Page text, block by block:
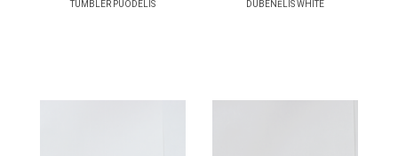
TUMBLER PUODELIS
DUBENĖLIS WHITE